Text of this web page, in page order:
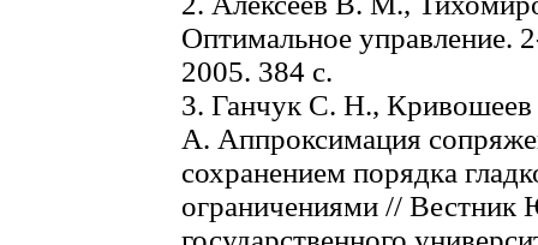
Оптимальное
2005. 384 c.
3. Ганчук С. Н.,
А. Аппроксимация
сохранением порядка
ограничениями // Вестник